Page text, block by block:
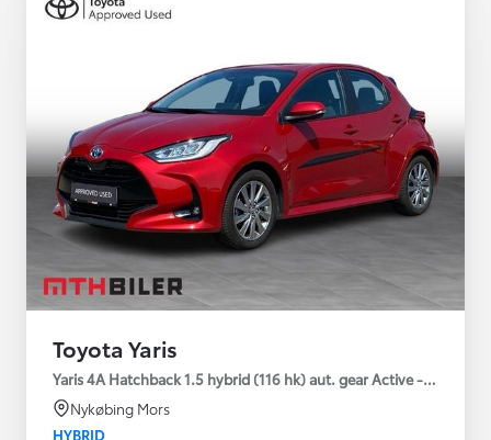
Toyota Yaris
Yaris 4A Hatchback 1.5 hybrid (116 hk) aut. gear Active -
Nykøbing Mors
HYBRID